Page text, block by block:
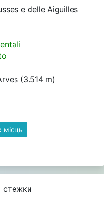
e delle Aiguilles
(3.514 m)
місць
стежки